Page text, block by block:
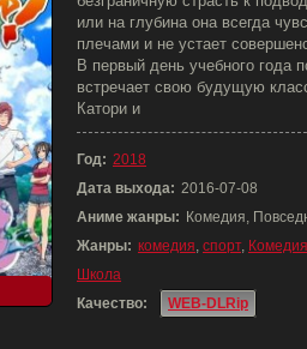
или на глубина она всегда
плечами и не устает
В первый день учебного года
встречает свою будущую
Катори и
Год: 2018
Дата выхода: 2016-07-08
Аниме жанры: Комедия,
Жанры: комедия, спорт, Комедия
Школа
Качество:
WEB-DLRip